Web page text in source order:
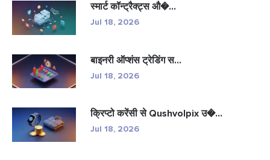
स्मार्ट कॉन्ट्रैक्ट्स औ�...
Jul 18, 2026
बाइनरी ऑप्शंस ट्रेडिंग स...
Jul 18, 2026
क्रिप्टो करेंसी से Qushvolpix उ�...
Jul 18, 2026